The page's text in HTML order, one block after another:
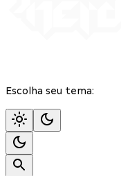
Escolha seu tema: